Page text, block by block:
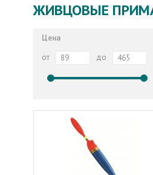
ЖИВЦОВЫЕ
Цена
от
до